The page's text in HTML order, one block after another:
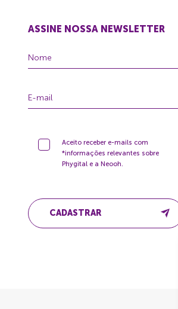
ASSINE NOSSA NEWSLETTER
Aceito receber e-mails com
*informações relevantes sobre
Phygital e a Neooh.
CADASTRAR